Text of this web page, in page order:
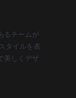
るチームが
タイルを表
美しくデザ